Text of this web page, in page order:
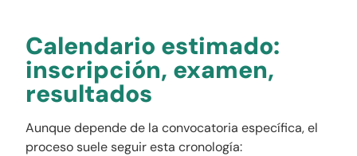
Calendario estimado:
inscripción, examen,
resultados
Aunque depende de la convocatoria específica, el
proceso suele seguir esta cronología: